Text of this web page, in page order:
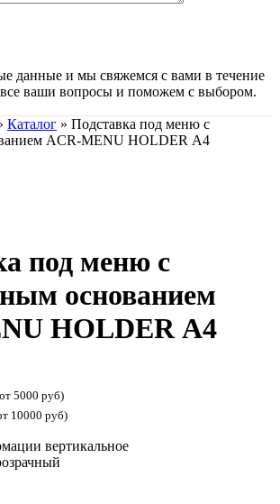
данные и мы свяжемся с вами в течение
все ваши вопросы и поможем с выбором.
Каталог » Подставка под меню с
ACR-MENU HOLDER А4
под меню с
основанием
HOLDER А4
5000 руб)
10000 руб)
вертикальное